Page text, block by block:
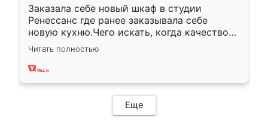
Заказала себе новый шкаф в студии
Ренессанс где ранее заказывала себе
новую кухню.Чего искать, когда качеством
вполне довольна. Служит кухня уже почти
два года, нареканий нет.
Читать полностью
Еще